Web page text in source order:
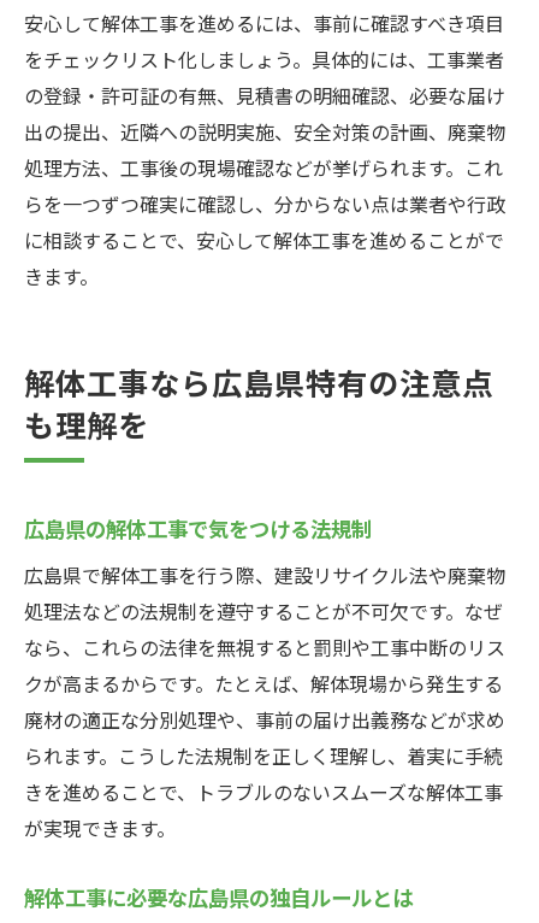
安心して解体工事を進めるには、事前に確認すべき項目
をチェックリスト化しましょう。具体的には、工事業者
の登録・許可証の有無、見積書の明細確認、必要な届け
出の提出、近隣への説明実施、安全対策の計画、廃棄物
処理方法、工事後の現場確認などが挙げられます。これ
らを一つずつ確実に確認し、分からない点は業者や行政
に相談することで、安心して解体工事を進めることがで
きます。
解体工事なら広島県特有の注意点
も理解を
広島県の解体工事で気をつける法規制
広島県で解体工事を行う際、建設リサイクル法や廃棄物
処理法などの法規制を遵守することが不可欠です。なぜ
なら、これらの法律を無視すると罰則や工事中断のリス
クが高まるからです。たとえば、解体現場から発生する
廃材の適正な分別処理や、事前の届け出義務などが求め
られます。こうした法規制を正しく理解し、着実に手続
きを進めることで、トラブルのないスムーズな解体工事
が実現できます。
解体工事に必要な広島県の独自ルールとは